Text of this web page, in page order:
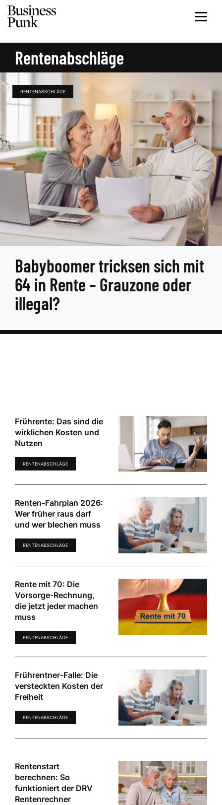
Rentenabschläge
RENTENABSCHLÄGE
Babyboomer tricksen sich mit
64 in Rente – Grauzone oder
illegal?
Frührente: Das sind die
wirklichen Kosten und
Nutzen
RENTENABSCHLÄGE
Renten-Fahrplan 2026:
Wer früher raus darf
und wer blechen muss
RENTENABSCHLÄGE
Rente mit 70: Die
Vorsorge-Rechnung,
die jetzt jeder machen
muss
RENTENABSCHLÄGE
Frührentner-Falle: Die
versteckten Kosten der
Freiheit
RENTENABSCHLÄGE
Rentenstart
berechnen: So
funktioniert der DRV
Rentenrechner